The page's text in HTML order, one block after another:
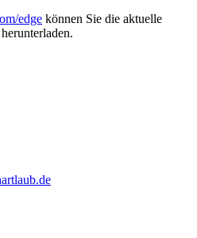
edge können Sie die aktuelle